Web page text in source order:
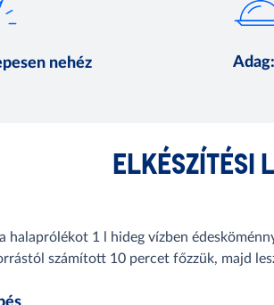
nehéz Adag
ELKÉSZÍTÉSI
halaprólékot 1 l hideg vízben
számított 10 percet főzzük, majd